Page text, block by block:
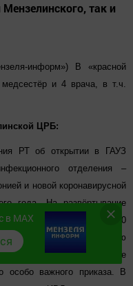
так и
информ») В «красной
и 4 врача, в т.ч.
ЦРБ:
РТ об открытии в ГАУЗ
отделения –
и новой коронавирусной
года. На развёртывание
мы все успели и уже 30
раз выражаю огромную
за активное
особо важного приказа. В
в MAX